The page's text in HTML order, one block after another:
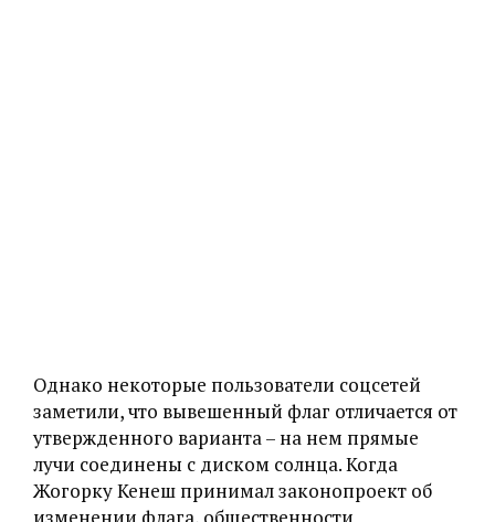
Однако некоторые пользователи соцсетей
заметили, что вывешенный флаг отличается от
утвержденного варианта – на нем прямые
лучи соединены с диском солнца. Когда
Жогорку Кенеш принимал законопроект об
изменении флага, общественности